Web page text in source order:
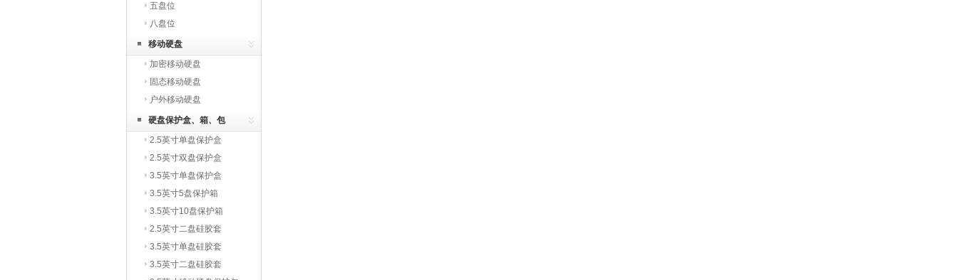
五盘位
八盘位
移动硬盘
加密移动硬盘
固态移动硬盘
户外移动硬盘
硬盘保护盒、箱、包
2.5英寸单盘保护盒
2.5英寸双盘保护盒
3.5英寸单盘保护盒
3.5英寸5盘保护箱
3.5英寸10盘保护箱
2.5英寸二盘硅胶套
3.5英寸单盘硅胶套
3.5英寸二盘硅胶套